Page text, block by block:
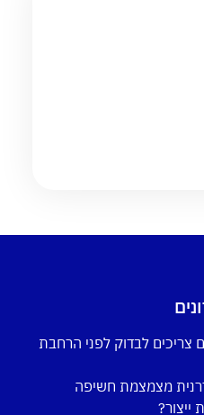
צריכים לבדוק לפני הרחבת
מצמצמת חשיפה
ייצור?